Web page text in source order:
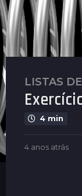
4
a
o
a
LISTAS
4 min
b
4 anos atrás